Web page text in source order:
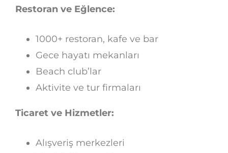
Restoran ve Eğlence:
1000+ restoran, kafe ve bar
Gece hayatı mekanları
Beach club’lar
Aktivite ve tur firmaları
Ticaret ve Hizmetler:
Alışveriş merkezleri